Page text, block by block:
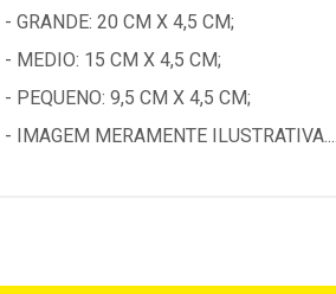
- GRANDE: 20 CM X 4,5 CM;
- MEDIO: 15 CM X 4,5 CM;
- PEQUENO: 9,5 CM X 4,5 CM;
- IMAGEM MERAMENTE